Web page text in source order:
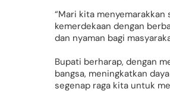
“Mari kita menyemarakkan
kemerdekaan dengan
dan nyaman bagi
Bupati berharap, dengan
bangsa, meningkatkan
segenap raga kita untuk